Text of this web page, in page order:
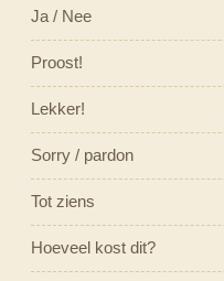
Ja / Nee
Proost!
Lekker!
Sorry / pardon
Tot ziens
Hoeveel kost dit?